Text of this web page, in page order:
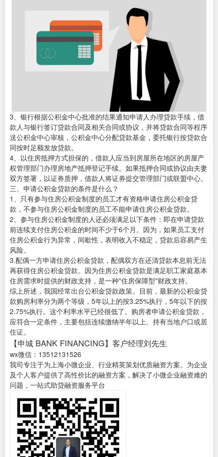
3、银行根据公积金中心批准的结果通知申请人办理贷款手续，借
款人与银行签订贷款合同及相关合同或协议，并将贷款合同等程序
送公积金中心审核，公积金中心分配贷款基金，委托银行按贷款合
同按时足额发放贷款。
4、以住房抵押方式担保的，借款人应当到房屋所在地区的房屋产
权管理部门办理房地产抵押登记手续。如果抵押合同或协议由夫妻
双方签署，以证券质押，借款人将证券提交管理部门或联盟中心。
三、申请公积金贷款的条件是什么？
1、只有参与住房公积金制度的员工才有资格申请住房公积金贷
款，不参与住房公积金制度的员工不能申请住房公积金贷款。
2、参与住房公积金制度的人还必须满足以下条件：即在申请贷款
前连续支付住房公积金的时间不少于6个月。因为，如果员工支付
住房公积金行为异常，间歇性，表明收入不稳定，贷款后容易产生
风险。
3.配偶一方申请住房公积金贷款，配偶双方在还清贷款本息前无法
再获得住房公积金贷款。因为住房公积金贷款是满足职工家庭基本
住房需求时提供的财政支持，是一种"住房保障型"财政支持。
综上所述，我国经常出台公积金贷款政策。目前，最新的公积金贷
款购房利率分为两个等级，5年以上的按3.25%执行，5年以下的按
2.75%执行。这个利率水平已经很低了。购房者申请公积金贷款，
应符合一定条件，主要包括连续缴纳半年以上、持有当地户口或居
住证。
【申城 BANK FINANCING】客户经理刘先生
wx微信：13512131526
我司专注于为上海小微企业、行业精英策划优质融资方案。为企业
及个人客户提供了高性价比的融资方案，解决了小微企业融资难的
问题，一站式助贷融资服务平台